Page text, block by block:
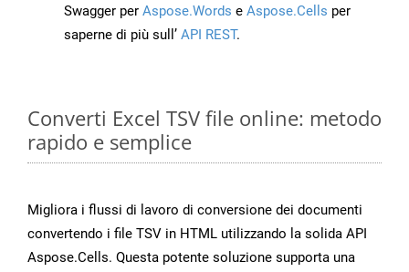
Swagger per Aspose.Words e Aspose.Cells per
saperne di più sull’ API REST.
Converti Excel TSV file online: metodo
rapido e semplice
Migliora i flussi di lavoro di conversione dei documenti
convertendo i file TSV in HTML utilizzando la solida API
Aspose.Cells. Questa potente soluzione supporta una